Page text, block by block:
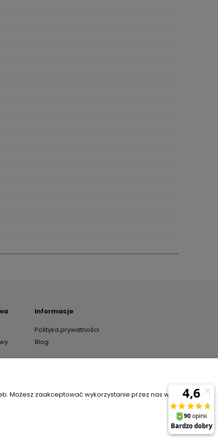
Informacje
Polityka prywatności
Blog
Możesz zaakceptować wykorzystanie przez nas wszystkich